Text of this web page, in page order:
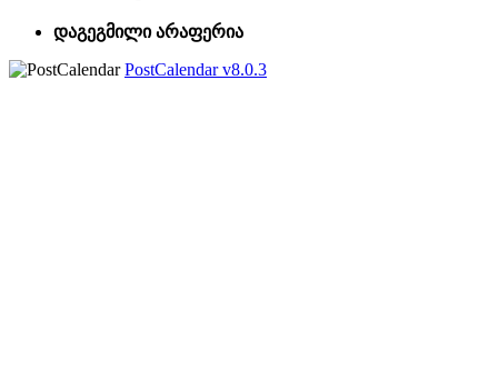
დაგეგმილი არაფერია
PostCalendar v8.0.3